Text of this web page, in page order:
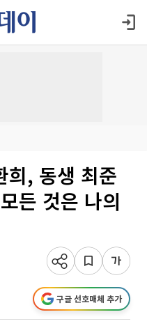
희, 동생 최준
든 것은 나의
구글 선호매체 추가